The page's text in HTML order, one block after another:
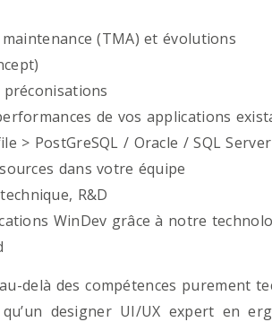
(TMA) et évolutions
de vos applications
> PostGreSQL / Oracle / SQL
dans votre équipe
R&D
WinDev grâce à notre
delà des compétences purement
designer UI/UX expert en